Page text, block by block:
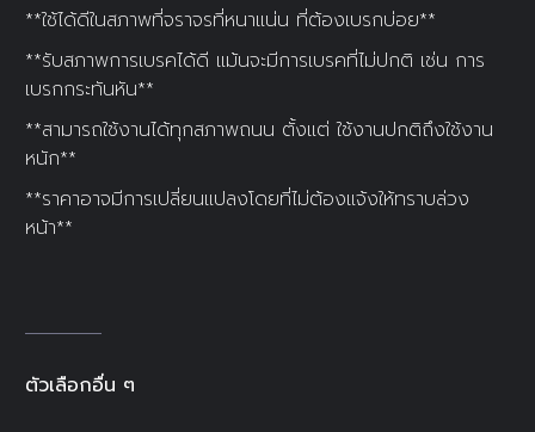
**ใช้ได้ดีในสภาพที่จราจรที่หนาแน่น ที่ต้องเบรกบ่อย**
**รับสภาพการเบรคได้ดี แม้นจะมีการเบรคที่ไม่ปกติ เช่น การ
เบรกกระทันหัน**
**สามารถใช้งานได้ทุกสภาพถนน ตั้งแต่ ใช้งานปกติถึงใช้งาน
หนัก**
**ราคาอาจมีการเปลี่ยนแปลงโดยที่ไม่ต้องแจ้งให้ทราบล่วง
หน้า**
ตัวเลือกอื่น ๆ